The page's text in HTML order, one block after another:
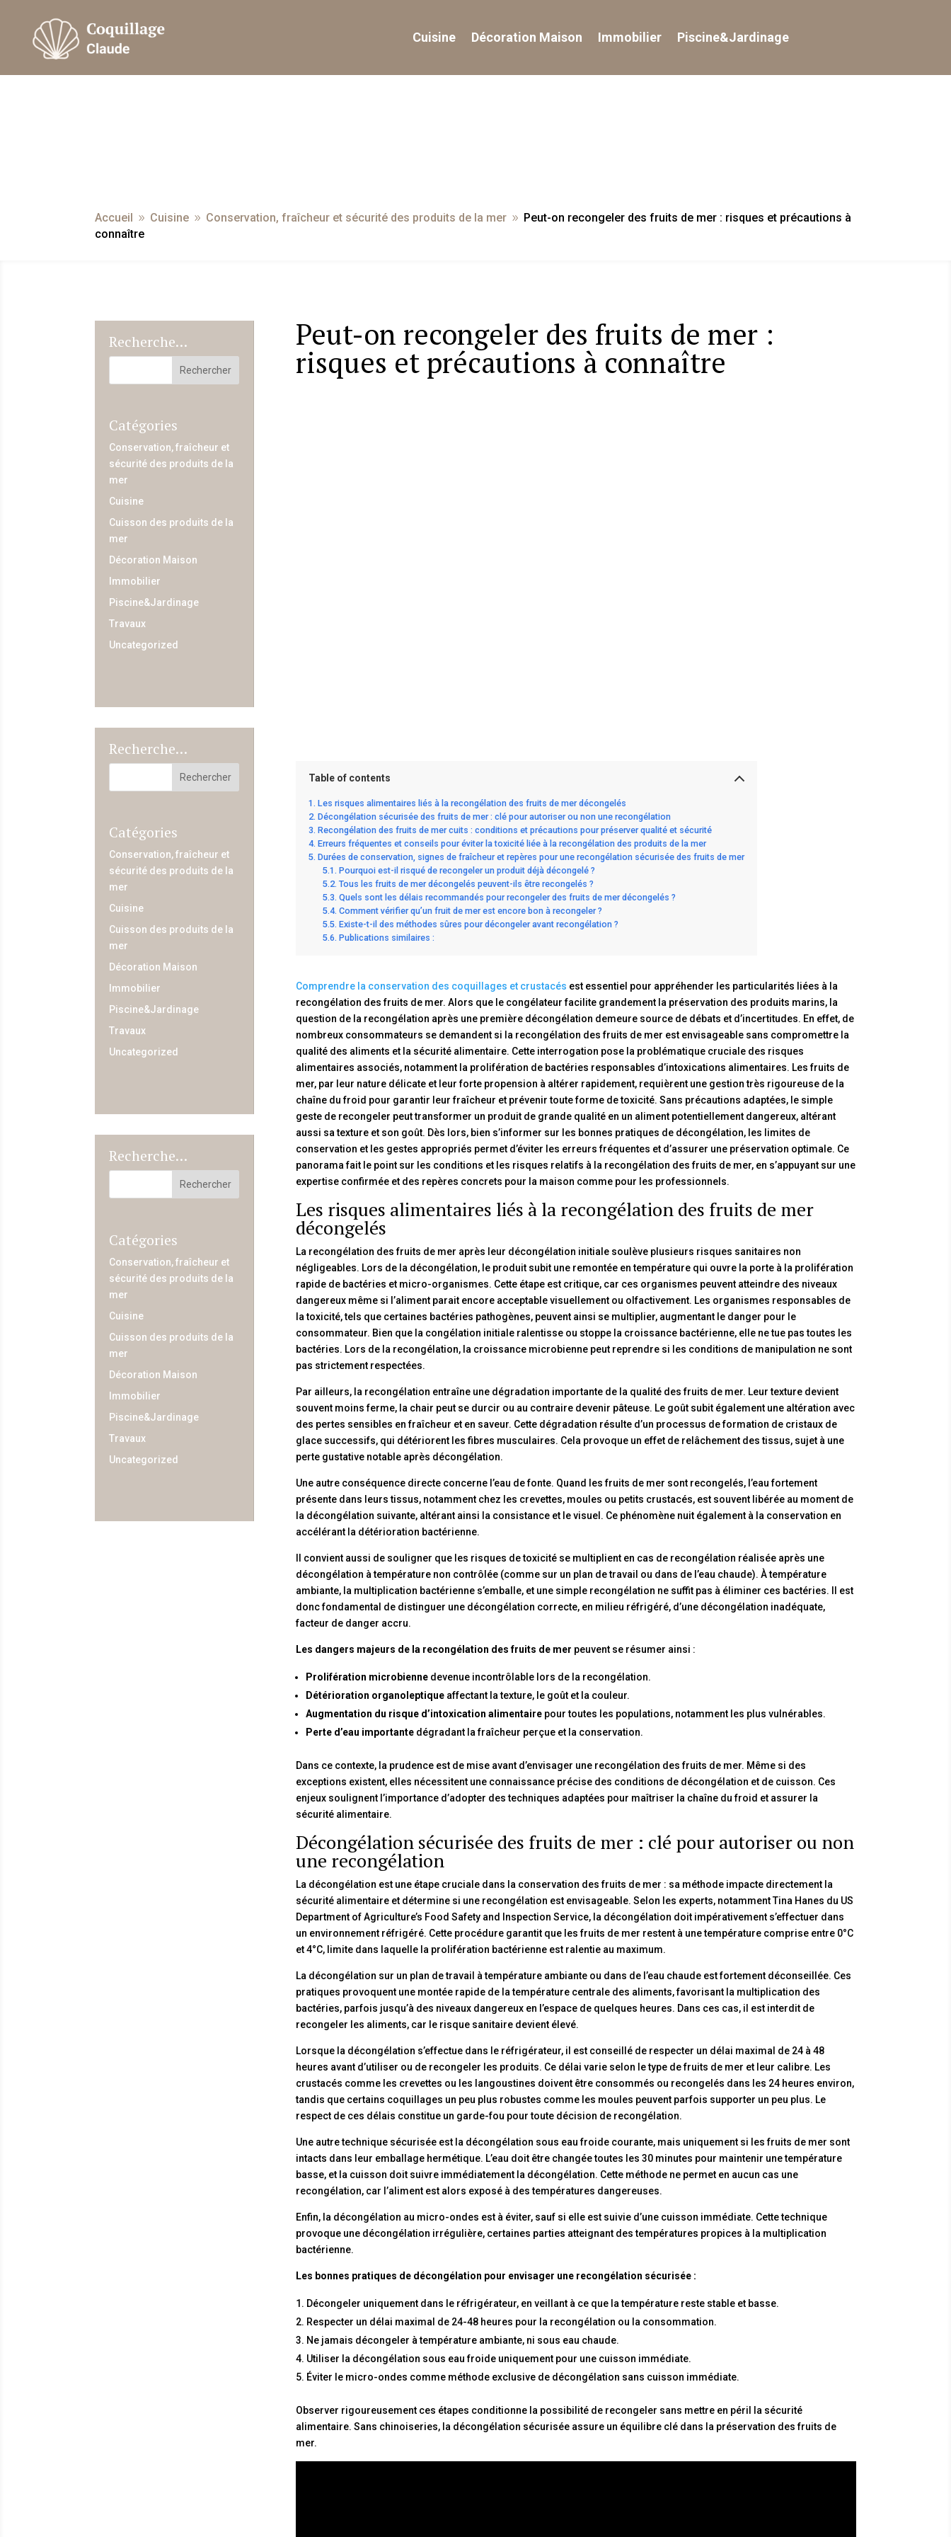
Cuisine Décoration Maison Immobilier Piscine&Jardinage
Accueil 9 Cuisine 9 Conservation, fraîcheur et sécurité des produits de la mer 9 Peut-on recongeler des fruits de mer : risques et précautions à
connaître
Recherche…
Catégories
Conservation, fraîcheur et
sécurité des produits de la
mer
Cuisine
Cuisson des produits de la
mer
Décoration Maison
Immobilier
Piscine&Jardinage
Travaux
Uncategorized
Recherche…
Catégories
Conservation, fraîcheur et
sécurité des produits de la
mer
Cuisine
Cuisson des produits de la
mer
Décoration Maison
Immobilier
Piscine&Jardinage
Travaux
Uncategorized
Recherche…
Catégories
Conservation, fraîcheur et
sécurité des produits de la
mer
Cuisine
Cuisson des produits de la
mer
Décoration Maison
Immobilier
Piscine&Jardinage
Travaux
Uncategorized
Peut-on recongeler des fruits de mer :
risques et précautions à connaître
Table of contents
Les risques alimentaires liés à la recongélation des fruits de mer décongelés
Décongélation sécurisée des fruits de mer : clé pour autoriser ou non une recongélation
Recongélation des fruits de mer cuits : conditions et précautions pour préserver qualité et sécurité
Erreurs fréquentes et conseils pour éviter la toxicité liée à la recongélation des produits de la mer
Durées de conservation, signes de fraîcheur et repères pour une recongélation sécurisée des fruits de mer
Pourquoi est-il risqué de recongeler un produit déjà décongelé ?
Tous les fruits de mer décongelés peuvent-ils être recongelés ?
Quels sont les délais recommandés pour recongeler des fruits de mer décongelés ?
Comment vérifier qu’un fruit de mer est encore bon à recongeler ?
Existe-t-il des méthodes sûres pour décongeler avant recongélation ?
Publications similaires :
Comprendre la conservation des coquillages et crustacés est essentiel pour appréhender les particularités liées à la
recongélation des fruits de mer. Alors que le congélateur facilite grandement la préservation des produits marins, la
question de la recongélation après une première décongélation demeure source de débats et d’incertitudes. En effet, de
nombreux consommateurs se demandent si la recongélation des fruits de mer est envisageable sans compromettre la
qualité des aliments et la sécurité alimentaire. Cette interrogation pose la problématique cruciale des risques
alimentaires associés, notamment la prolifération de bactéries responsables d’intoxications alimentaires. Les fruits de
mer, par leur nature délicate et leur forte propension à altérer rapidement, requièrent une gestion très rigoureuse de la
chaîne du froid pour garantir leur fraîcheur et prévenir toute forme de toxicité. Sans précautions adaptées, le simple
geste de recongeler peut transformer un produit de grande qualité en un aliment potentiellement dangereux, altérant
aussi sa texture et son goût. Dès lors, bien s’informer sur les bonnes pratiques de décongélation, les limites de
conservation et les gestes appropriés permet d’éviter les erreurs fréquentes et d’assurer une préservation optimale. Ce
panorama fait le point sur les conditions et les risques relatifs à la recongélation des fruits de mer, en s’appuyant sur une
expertise confirmée et des repères concrets pour la maison comme pour les professionnels.
Les risques alimentaires liés à la recongélation des fruits de mer
décongelés
La recongélation des fruits de mer après leur décongélation initiale soulève plusieurs risques sanitaires non
négligeables. Lors de la décongélation, le produit subit une remontée en température qui ouvre la porte à la prolifération
rapide de bactéries et micro-organismes. Cette étape est critique, car ces organismes peuvent atteindre des niveaux
dangereux même si l’aliment parait encore acceptable visuellement ou olfactivement. Les organismes responsables de
la toxicité, tels que certaines bactéries pathogènes, peuvent ainsi se multiplier, augmentant le danger pour le
consommateur. Bien que la congélation initiale ralentisse ou stoppe la croissance bactérienne, elle ne tue pas toutes les
bactéries. Lors de la recongélation, la croissance microbienne peut reprendre si les conditions de manipulation ne sont
pas strictement respectées.
Par ailleurs, la recongélation entraîne une dégradation importante de la qualité des fruits de mer. Leur texture devient
souvent moins ferme, la chair peut se durcir ou au contraire devenir pâteuse. Le goût subit également une altération avec
des pertes sensibles en fraîcheur et en saveur. Cette dégradation résulte d’un processus de formation de cristaux de
glace successifs, qui détériorent les fibres musculaires. Cela provoque un effet de relâchement des tissus, sujet à une
perte gustative notable après décongélation.
Une autre conséquence directe concerne l’eau de fonte. Quand les fruits de mer sont recongelés, l’eau fortement
présente dans leurs tissus, notamment chez les crevettes, moules ou petits crustacés, est souvent libérée au moment de
la décongélation suivante, altérant ainsi la consistance et le visuel. Ce phénomène nuit également à la conservation en
accélérant la détérioration bactérienne.
Il convient aussi de souligner que les risques de toxicité se multiplient en cas de recongélation réalisée après une
décongélation à température non contrôlée (comme sur un plan de travail ou dans de l’eau chaude). À température
ambiante, la multiplication bactérienne s’emballe, et une simple recongélation ne suffit pas à éliminer ces bactéries. Il est
donc fondamental de distinguer une décongélation correcte, en milieu réfrigéré, d’une décongélation inadéquate,
facteur de danger accru.
Les dangers majeurs de la recongélation des fruits de mer peuvent se résumer ainsi :
Prolifération microbiennedevenue incontrôlable lors de la recongélation.
Détérioration organoleptiqueaffectant la texture, le goût et la couleur.
Augmentation du risque d’intoxication alimentairepour toutes les populations, notamment les plus vulnérables.
Perte d’eau importantedégradant la fraîcheur perçue et la conservation.
Dans ce contexte, la prudence est de mise avant d’envisager une recongélation des fruits de mer. Même si des
exceptions existent, elles nécessitent une connaissance précise des conditions de décongélation et de cuisson. Ces
enjeux soulignent l’importance d’adopter des techniques adaptées pour maîtriser la chaîne du froid et assurer la
sécurité alimentaire.
Décongélation sécurisée des fruits de mer : clé pour autoriser ou non
une recongélation
La décongélation est une étape cruciale dans la conservation des fruits de mer : sa méthode impacte directement la
sécurité alimentaire et détermine si une recongélation est envisageable. Selon les experts, notamment Tina Hanes du US
Department of Agriculture’s Food Safety and Inspection Service, la décongélation doit impérativement s’effectuer dans
un environnement réfrigéré. Cette procédure garantit que les fruits de mer restent à une température comprise entre 0°C
et 4°C, limite dans laquelle la prolifération bactérienne est ralentie au maximum.
La décongélation sur un plan de travail à température ambiante ou dans de l’eau chaude est fortement déconseillée. Ces
pratiques provoquent une montée rapide de la température centrale des aliments, favorisant la multiplication des
bactéries, parfois jusqu’à des niveaux dangereux en l’espace de quelques heures. Dans ces cas, il est interdit de
recongeler les aliments, car le risque sanitaire devient élevé.
Lorsque la décongélation s’effectue dans le réfrigérateur, il est conseillé de respecter un délai maximal de 24 à 48
heures avant d’utiliser ou de recongeler les produits. Ce délai varie selon le type de fruits de mer et leur calibre. Les
crustacés comme les crevettes ou les langoustines doivent être consommés ou recongelés dans les 24 heures environ,
tandis que certains coquillages un peu plus robustes comme les moules peuvent parfois supporter un peu plus. Le
respect de ces délais constitue un garde-fou pour toute décision de recongélation.
Une autre technique sécurisée est la décongélation sous eau froide courante, mais uniquement si les fruits de mer sont
intacts dans leur emballage hermétique. L’eau doit être changée toutes les 30 minutes pour maintenir une température
basse, et la cuisson doit suivre immédiatement la décongélation. Cette méthode ne permet en aucun cas une
recongélation, car l’aliment est alors exposé à des températures dangereuses.
Enfin, la décongélation au micro-ondes est à éviter, sauf si elle est suivie d’une cuisson immédiate. Cette technique
provoque une décongélation irrégulière, certaines parties atteignant des températures propices à la multiplication
bactérienne.
Les bonnes pratiques de décongélation pour envisager une recongélation sécurisée :
Décongeler uniquement dans le réfrigérateur, en veillant à ce que la température reste stable et basse.
Respecter un délai maximal de 24-48 heures pour la recongélation ou la consommation.
Ne jamais décongeler à température ambiante, ni sous eau chaude.
Utiliser la décongélation sous eau froide uniquement pour une cuisson immédiate.
Éviter le micro-ondes comme méthode exclusive de décongélation sans cuisson immédiate.
Observer rigoureusement ces étapes conditionne la possibilité de recongeler sans mettre en péril la sécurité
alimentaire. Sans chinoiseries, la décongélation sécurisée assure un équilibre clé dans la préservation des fruits de
mer.